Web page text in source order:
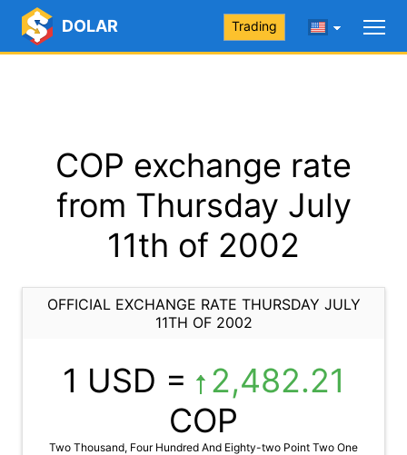
DOLAR Trading
COP exchange rate
from Thursday July
11th of 2002
OFFICIAL EXCHANGE RATE THURSDAY JULY
11TH OF 2002
1 USD =
2,482.21
COP
Two Thousand, Four Hundred And Eighty-two Point Two One